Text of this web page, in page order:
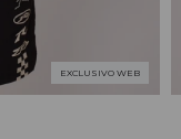
EXCLUSIVO WEB